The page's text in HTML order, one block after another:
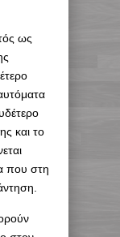
ως
και το
που στη